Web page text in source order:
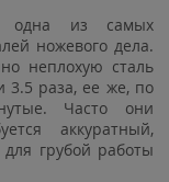
из самых
ножевого дела.
неплохую сталь
3.5 раза, ее же, по
Часто они
аккуратный,
грубой работы